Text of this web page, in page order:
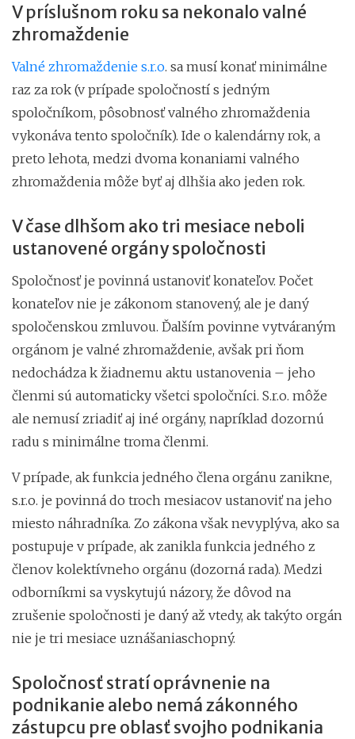
V príslušnom roku sa nekonalo valné
zhromaždenie
Valné zhromaždenie s.r.o. sa musí konať minimálne
raz za rok (v prípade spoločností s jedným
spoločníkom, pôsobnosť valného zhromaždenia
vykonáva tento spoločník). Ide o kalendárny rok, a
preto lehota, medzi dvoma konaniami valného
zhromaždenia môže byť aj dlhšia ako jeden rok.
V čase dlhšom ako tri mesiace neboli
ustanovené orgány spoločnosti
Spoločnosť je povinná ustanoviť konateľov. Počet
konateľov nie je zákonom stanovený, ale je daný
spoločenskou zmluvou. Ďalším povinne vytváraným
orgánom je valné zhromaždenie, avšak pri ňom
nedochádza k žiadnemu aktu ustanovenia – jeho
členmi sú automaticky všetci spoločníci. S.r.o. môže
ale nemusí zriadiť aj iné orgány, napríklad dozornú
radu s minimálne troma členmi.
V prípade, ak funkcia jedného člena orgánu zanikne,
s.r.o. je povinná do troch mesiacov ustanoviť na jeho
miesto náhradníka. Zo zákona však nevyplýva, ako sa
postupuje v prípade, ak zanikla funkcia jedného z
členov kolektívneho orgánu (dozorná rada). Medzi
odborníkmi sa vyskytujú názory, že dôvod na
zrušenie spoločnosti je daný až vtedy, ak takýto orgán
nie je tri mesiace uznášaniaschopný.
Spoločnosť stratí oprávnenie na
podnikanie alebo nemá zákonného
zástupcu pre oblasť svojho podnikania